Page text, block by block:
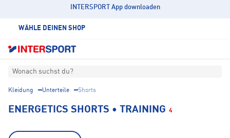
INTERSPORT App downloaden
WÄHLE DEINEN SHOP
Wonach suchst du?
Kleidung Unterteile Shorts
ENERGETICS SHORTS • TRAINING 4